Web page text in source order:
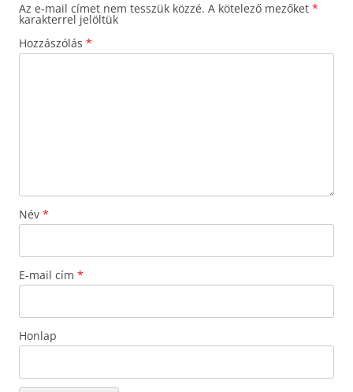
Az e-mail címet nem tesszük közzé. A kötelező mezőket *
karakterrel jelöltük
Hozzászólás *
Név *
E-mail cím *
Honlap